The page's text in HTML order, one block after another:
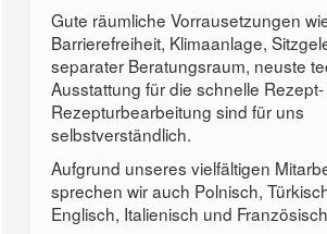
Gute räumliche Vorrausetzungen
Barrierefreiheit, Klimaanlage,
separater Beratungsraum, neuste
Ausstattung für die schnelle
Rezepturbearbeitung sind für uns
selbstverständlich.
Aufgrund unseres vielfältigen
sprechen wir auch Polnisch,
Englisch, Italienisch und